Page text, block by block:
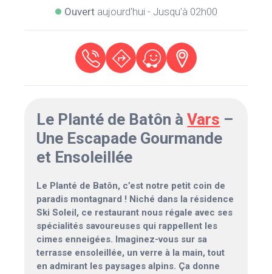
Ouvertaujourd'hui - Jusqu'à 02h00
Le Planté de Batôn àVars –
Une Escapade Gourmande
et Ensoleillée
Le Planté de Batôn, c’est notre petit coin de
paradis montagnard ! Niché dans la résidence
Ski Soleil, ce restaurant nous régale avec ses
spécialités savoureuses qui rappellent les
cimes enneigées. Imaginez-vous sur sa
terrasse ensoleillée, un verre à la main, tout
en admirant les paysages alpins. Ça donne